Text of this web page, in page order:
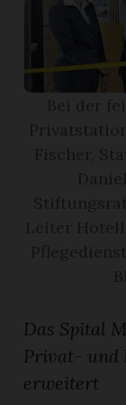
Das Spital
Privat- und
erweitert